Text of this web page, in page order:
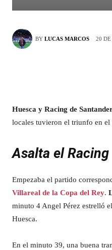
BY LUCAS MARCOS 20
Huesca y Racing de
locales tuvieron el triunfo en
Asalta el Racing
Empezaba el partido
Villareal de la Copa del Rey.
minuto 4 Angel Pérez estrelló
Huesca.
En el minuto 39, una buena